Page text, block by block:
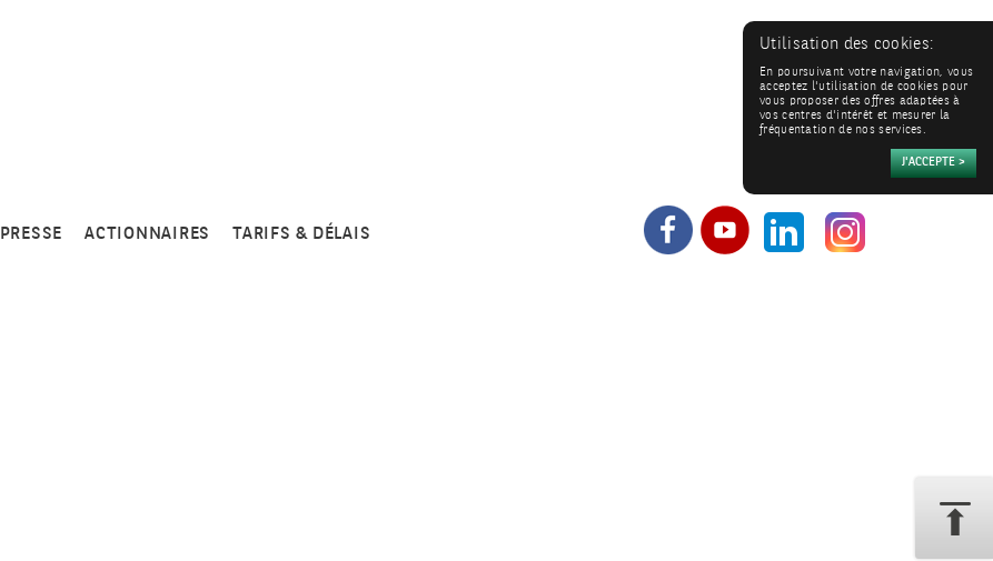
PRESSE ACTIONNAIRES TARIFS & DÉLAIS
Utilisation des cookies:
En poursuivant votre navigation, vous
acceptez l'utilisation de cookies pour
vous proposer des offres adaptées à
vos centres d'intérêt et mesurer la
fréquentation de nos services.